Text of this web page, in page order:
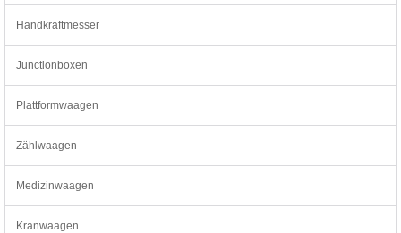
Handkraftmesser
Junctionboxen
Plattformwaagen
Zählwaagen
Medizinwaagen
Kranwaagen